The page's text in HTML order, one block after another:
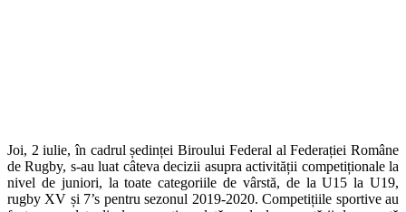
Joi, 2 iulie, în cadrul ședinței Biroului Federal al Federației Române
de Rugby, s-au luat câteva decizii asupra activității competiționale la
nivel de juniori, la toate categoriile de vârstă, de la U15 la U19,
rugby XV și 7’s pentru sezonul 2019-2020. Competițiile sportive au